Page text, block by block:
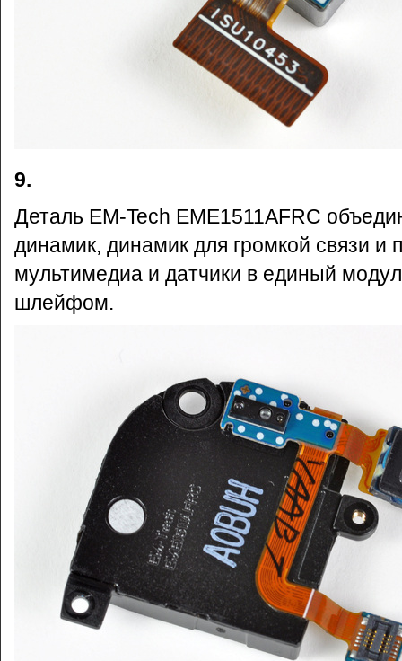
9.
Деталь EM-Tech EME1511AFRC
динамик, динамик для громкой связи и
мультимедиа и датчики в единый
шлейфом.